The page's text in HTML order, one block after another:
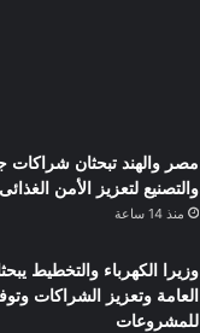
مصر والهند تبحثان شراكات
والتصنيع لتعزيز الأمن الغذائى
منذ 14 ساعة
وزيرا الكهرباء والتخطيط
العامة وتعزيز الشراكات
للمشروعات